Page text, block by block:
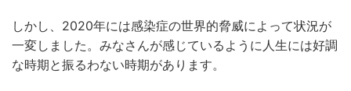
しかし、2020年には感染症の世界的脅威によって状況が
一変しました。みなさんが感じているように人生には好調
な時期と振るわない時期があります。